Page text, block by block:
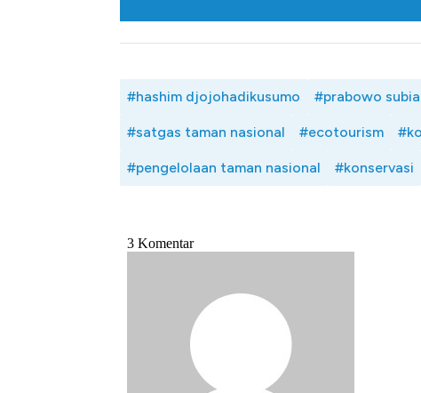
#hashim djojohadikusumo #prabowo
#satgas taman nasional #ecotourism
#pengelolaan taman nasional #konservasi